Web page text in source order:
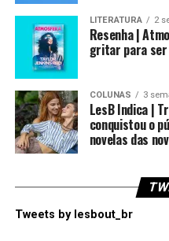
LITERATURA 2
Resenha |
gritar para
COLUNAS 3
LesB Indica |
conquistou o
novelas das
Tweets by lesbout_br